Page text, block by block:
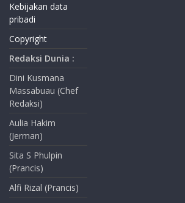
Kebijakan data
pribadi
Copyright
Redaksi Dunia :
Dini Kusmana
Massabuau (Chef
Redaksi)
Aulia Hakim
(Jerman)
Sita S Phulpin
(Prancis)
Alfi Rizal (Prancis)